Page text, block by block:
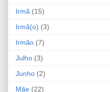
Irmã (15)
Irmã(o) (3)
Irmão (7)
Julho (3)
Junho (2)
Mãe (22)